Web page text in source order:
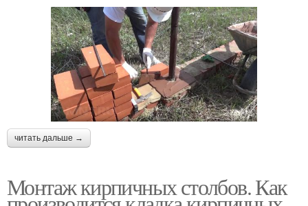
читать дальше →
Монтаж кирпичных столбов. Как